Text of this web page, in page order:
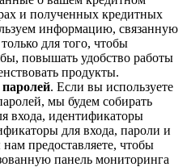
и полученных кредитных
информацию, связанную
для того, чтобы
повышать удобство работы
продукты.
. Если вы используете
мы будем собирать
входа, идентификаторы
для входа, пароли и
предоставляете, чтобы
панель мониторинга